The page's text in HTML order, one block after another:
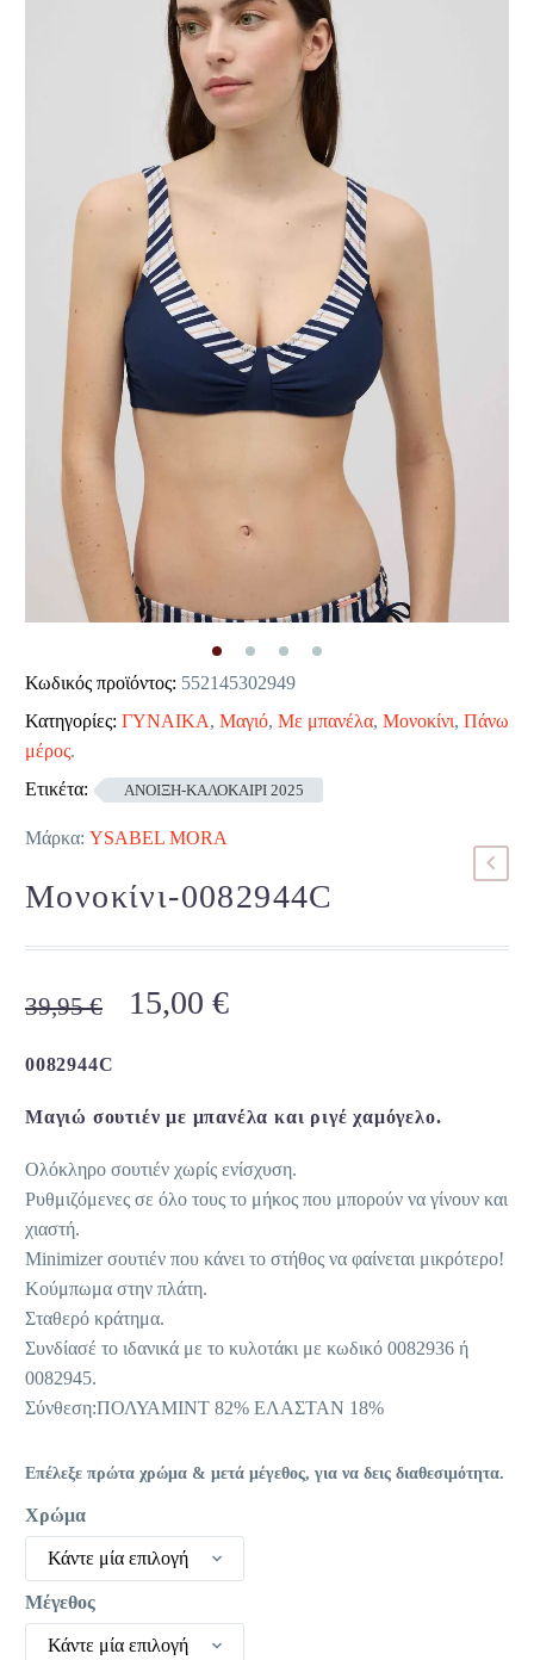
Κωδικός προϊόντος: 552145302949
Κατηγορίες: ΓΥΝΑΙΚΑ, Μαγιό, Με μπανέλα, Μονοκίνι, Πάνω
μέρος.
Ετικέτα:
ΑΝΟΙΞΗ-ΚΑΛΟΚΑΙΡΙ 2025
Μάρκα: YSABEL MORA
Μονοκίνι-0082944C
39,95€
Original
39,95 €.
15,00 €Η
είναι:
15,00 €.
0082944C
Μαγιώ σουτιέν με μπανέλα και ριγέ χαμόγελο.
Ολόκληρο σουτιέν χωρίς ενίσχυση.
Ρυθμιζόμενες σε όλο τους το μήκος που μπορούν να γίνουν και
χιαστή.
Minimizer σουτιέν που κάνει το στήθος να φαίνεται μικρότερο!
Κούμπωμα στην πλάτη.
Σταθερό κράτημα.
Συνδίασέ το ιδανικά με το κυλοτάκι με κωδικό 0082936 ή
0082945.
Σύνθεση:ΠΟΛΥΑΜΙΝΤ 82% ΕΛΑΣΤΑΝ 18%
Επέλεξε πρώτα χρώμα & μετά μέγεθος, για να δεις διαθεσιμότητα.
Χρώμα
Κάντε μία επιλογή
Μέγεθος
Κάντε μία επιλογή